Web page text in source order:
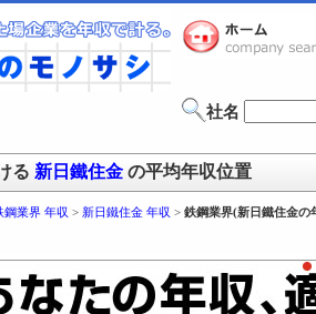
社名
る 新日鐵住金 の平均年収位置
鋼業界 年収 > 新日鐵住金 年収 > 鉄鋼業界(新日鐵住金の